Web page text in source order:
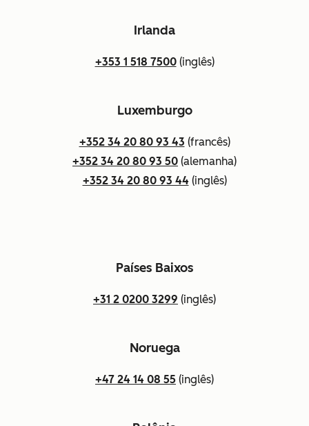
Irlanda
+353 1 518 7500(inglês)
Luxemburgo
+352 34 20 80 93 43 (francês)
+352 34 20 80 93 50 (alemanha)
+352 34 20 80 93 44 (inglês)
Países Baixos
+31 2 0200 3299 (inglês)
Noruega
+47 24 14 08 55 (inglês)